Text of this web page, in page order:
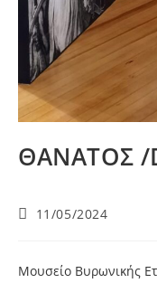
ΘΑΝΑΤΟΣ /
11/05/2024
Μουσείο Βυρωνικής